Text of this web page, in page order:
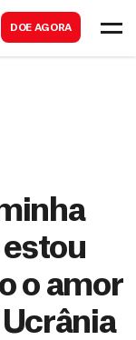
DOE AGORA
o amor